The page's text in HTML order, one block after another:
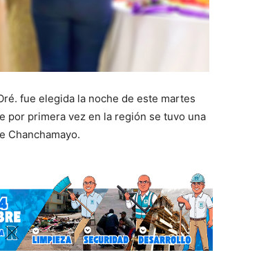
fue elegida la noche de este martes
por primera vez en la región se tuvo una
Chanchamayo.